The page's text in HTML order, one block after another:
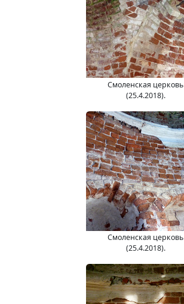
Смоленская церковь
(25.4.2018).
Смоленская церковь
(25.4.2018).